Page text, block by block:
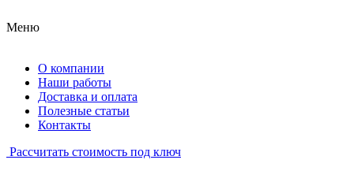
Меню
О компании
Наши работы
Доставка и оплата
Полезные статьи
Контакты
Рассчитать стоимость под ключ